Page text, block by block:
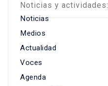
Noticias y actividades:
Noticias
Medios
Actualidad
Voces
Agenda